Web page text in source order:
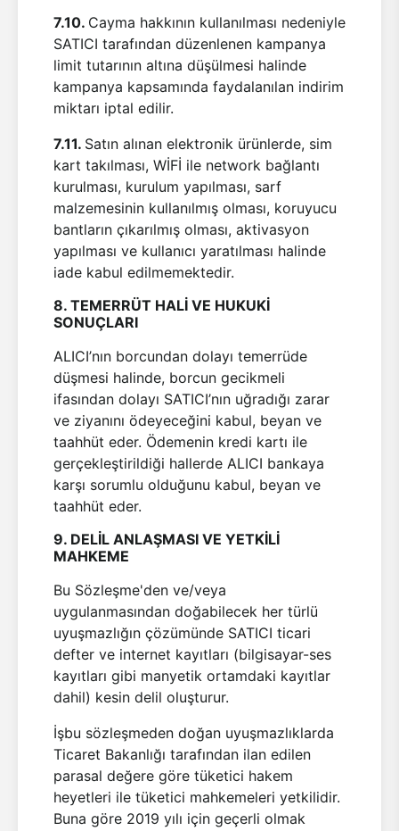
7.10. Cayma hakkının kullanılması nedeniyle
SATICI tarafından düzenlenen kampanya
limit tutarının altına düşülmesi halinde
kampanya kapsamında faydalanılan indirim
miktarı iptal edilir.
7.11. Satın alınan elektronik ürünlerde, sim
kart takılması, WİFİ ile network bağlantı
kurulması, kurulum yapılması, sarf
malzemesinin kullanılmış olması, koruyucu
bantların çıkarılmış olması, aktivasyon
yapılması ve kullanıcı yaratılması halinde
iade kabul edilmemektedir.
8. TEMERRÜT HALİ VE HUKUKİ
SONUÇLARI
ALICI’nın borcundan dolayı temerrüde
düşmesi halinde, borcun gecikmeli
ifasından dolayı SATICI’nın uğradığı zarar
ve ziyanını ödeyeceğini kabul, beyan ve
taahhüt eder. Ödemenin kredi kartı ile
gerçekleştirildiği hallerde ALICI bankaya
karşı sorumlu olduğunu kabul, beyan ve
taahhüt eder.
9. DELİL ANLAŞMASI VE YETKİLİ
MAHKEME
Bu Sözleşme'den ve/veya
uygulanmasından doğabilecek her türlü
uyuşmazlığın çözümünde SATICI ticari
defter ve internet kayıtları (bilgisayar-ses
kayıtları gibi manyetik ortamdaki kayıtlar
dahil) kesin delil oluşturur.
İşbu sözleşmeden doğan uyuşmazlıklarda
Ticaret Bakanlığı tarafından ilan edilen
parasal değere göre tüketici hakem
heyetleri ile tüketici mahkemeleri yetkilidir.
Buna göre 2019 yılı için geçerli olmak